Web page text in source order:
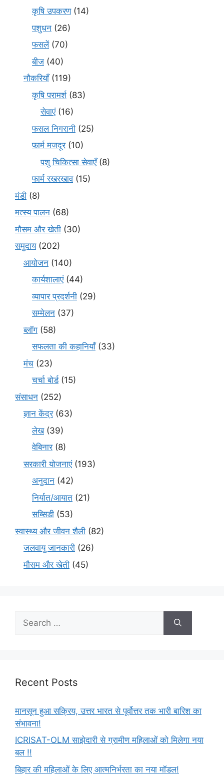
कृषि उपकरण(14)
पशुधन (26)
फसलें(70)
बीज (40)
नौकरियाँ(119)
कृषि परामर्श(83)
सेवाएं(16)
फसल निगरानी (25)
फार्म मजदूर(10)
पशु चिकित्सा सेवाएँ(8)
फार्म रखरखाव(15)
मंडी (8)
मत्स्य पालन (68)
मौसम और खेती (30)
समुदाय(202)
आयोजन (140)
कार्यशालाएं(44)
व्यापार प्रदर्शनी (29)
सम्मेलन (37)
ब्लॉग (58)
सफलता की कहानियाँ(33)
मंच (23)
चर्चा बोर्ड(15)
संसाधन (252)
ज्ञान केंद्र(63)
लेख(39)
वेबिनार(8)
सरकारी योजनाएं(193)
अनुदान (42)
निर्यात/आयात (21)
सब्सिडी (53)
स्वास्थ्य और जीवन शैली (82)
जलवायु जानकारी (26)
मौसम और खेती (45)
Recent Posts
मानसून हुआ सक्रिय, उत्तर भारत से पूर्वोत्तर तक भारी बारिश का
संभावना!
ICRISAT-OLM साझेदारी से ग्रामीण महिलाओं को मिलेगा नया
बल !!
बिहार की महिलाओं के लिए आत्मनिर्भरता का नया मॉडल!